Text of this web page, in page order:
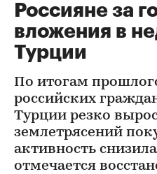
Россияне за
вложения в
Турции
По итогам
российских
Турции резко
землетрясений
активность
отмечается